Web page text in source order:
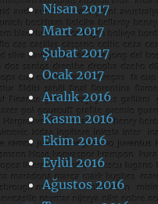
Nisan 2017
Mart 2017
Şubat 2017
Ocak 2017
Aralık 2016
Kasım 2016
Ekim 2016
Eylül 2016
Ağustos 2016